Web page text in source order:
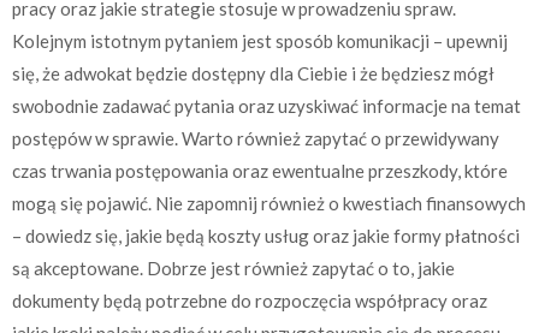
pracy oraz jakie strategie stosuje w prowadzeniu spraw.
Kolejnym istotnym pytaniem jest sposób komunikacji – upewnij
się, że adwokat będzie dostępny dla Ciebie i że będziesz mógł
swobodnie zadawać pytania oraz uzyskiwać informacje na temat
postępów w sprawie. Warto również zapytać o przewidywany
czas trwania postępowania oraz ewentualne przeszkody, które
mogą się pojawić. Nie zapomnij również o kwestiach finansowych
– dowiedz się, jakie będą koszty usług oraz jakie formy płatności
są akceptowane. Dobrze jest również zapytać o to, jakie
dokumenty będą potrzebne do rozpoczęcia współpracy oraz